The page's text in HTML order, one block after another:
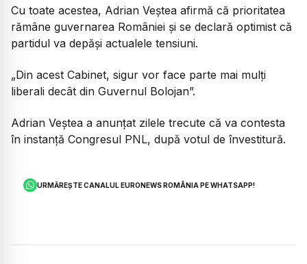
Cu toate acestea, Adrian Veștea afirmă că prioritatea
rămâne guvernarea României și se declară optimist că
partidul va depăși actualele tensiuni.
„Din acest Cabinet, sigur vor face parte mai mulți
liberali decât din Guvernul Bolojan”.
Adrian Veștea a anunțat zilele trecute că va contesta
în instanță Congresul PNL, după votul de învestitură.
URMĂREȘTE CANALUL EURONEWS ROMÂNIA PE WHATSAPP!